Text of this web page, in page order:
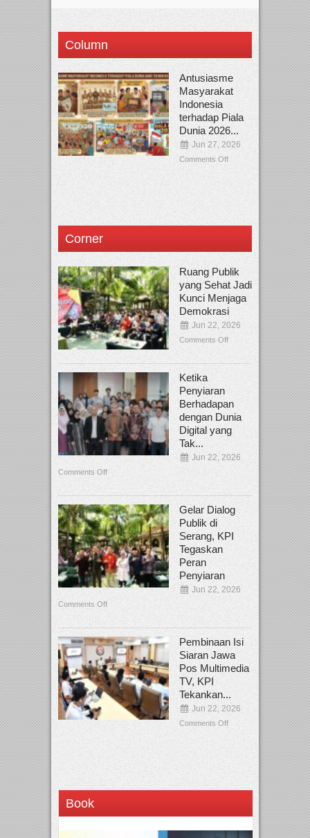
Column
Antusiasme
Masyarakat
Indonesia
terhadap Piala
Dunia 2026...
Jun 27, 2026
Comments Off
Corner
Ruang Publik
yang Sehat Jadi
Kunci Menjaga
Demokrasi
Jun 22, 2026
Comments Off
Ketika
Penyiaran
Berhadapan
dengan Dunia
Digital yang
Tak...
Jun 22, 2026
Comments Off
Gelar Dialog
Publik di
Serang, KPI
Tegaskan
Peran
Penyiaran
Jun 22, 2026
Comments Off
Pembinaan Isi
Siaran Jawa
Pos Multimedia
TV, KPI
Tekankan...
Jun 22, 2026
Comments Off
Book